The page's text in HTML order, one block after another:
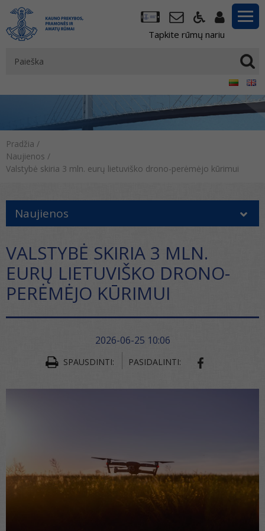
Tapkite rūmų nariu
Pradžia /
Naujienos /
Valstybė skiria 3 mln. eurų lietuviško drono-perėmėjo kūrimui
Naujienos
VALSTYBĖ SKIRIA 3 MLN.
EURŲ LIETUVIŠKO DRONO-
PERĖMĖJO KŪRIMUI
2026-06-25 10:06
SPAUSDINTI: PASIDALINTI: